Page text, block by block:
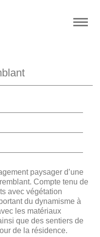
paysager
mont Tremblant.
du site, des murets
été implantés,
tout en
existants. Des aires
de plaisance ont